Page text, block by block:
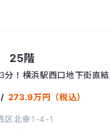
25階
！横浜駅西口地下街直結
/ 273.9万円（税込）
区北幸1-4-1